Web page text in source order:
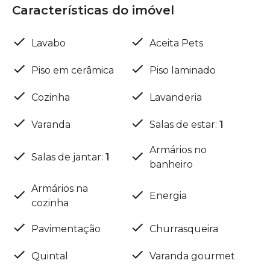
Características do imóvel
Lavabo Aceita Pets
Piso em cerâmica Piso laminado
Cozinha Lavanderia
Varanda Salas de estar: 1
Salas de jantar: 1
Armários no
banheiro
Armários na
cozinha
Energia
Pavimentação Churrasqueira
Quintal Varanda gourmet